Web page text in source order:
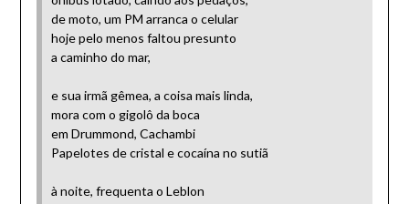
de moto, um PM arranca o celular
hoje pelo menos faltou presunto
a caminho do mar,
e sua irmã gêmea, a coisa mais linda,
mora com o gigolô da boca
em Drummond, Cachambi
Papelotes de cristal e cocaína no sutiã
à noite, frequenta o Leblon